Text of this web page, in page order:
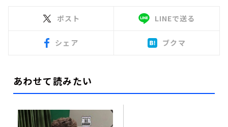
ポスト LINEで送る
シェア ブクマ
あわせて読みたい